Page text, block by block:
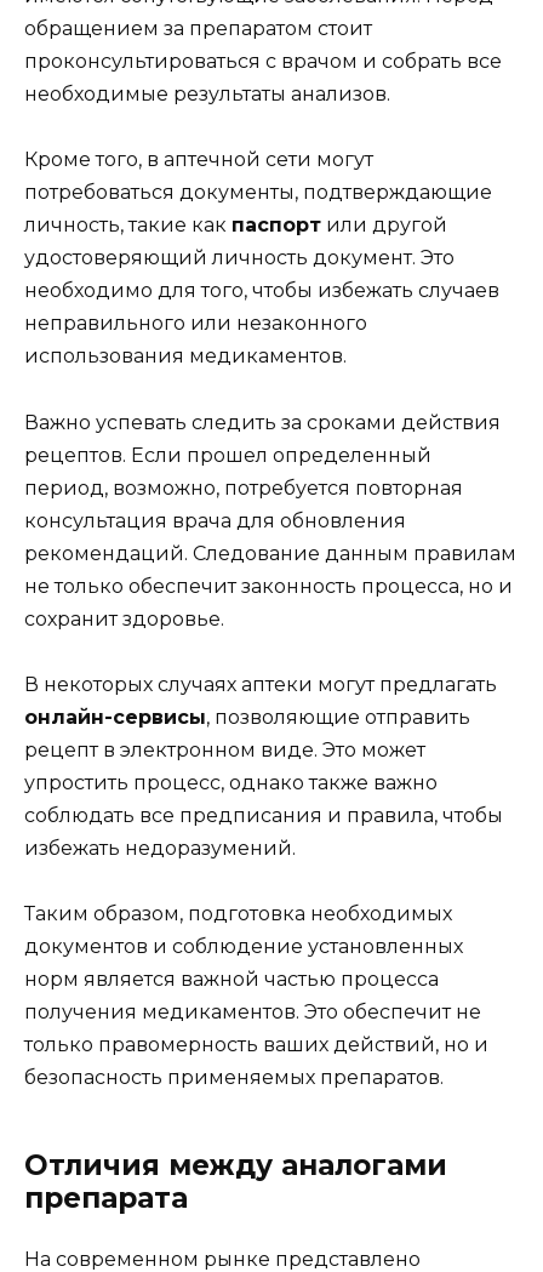
обращением за препаратом стоит
проконсультироваться с врачом и собрать все
необходимые результаты анализов.
Кроме того, в аптечной сети могут
потребоваться документы, подтверждающие
личность, такие как паспорт или другой
удостоверяющий личность документ. Это
необходимо для того, чтобы избежать случаев
неправильного или незаконного
использования медикаментов.
Важно успевать следить за сроками действия
рецептов. Если прошел определенный
период, возможно, потребуется повторная
консультация врача для обновления
рекомендаций. Следование данным правилам
не только обеспечит законность процесса, но и
сохранит здоровье.
В некоторых случаях аптеки могут предлагать
онлайн-сервисы, позволяющие отправить
рецепт в электронном виде. Это может
упростить процесс, однако также важно
соблюдать все предписания и правила, чтобы
избежать недоразумений.
Таким образом, подготовка необходимых
документов и соблюдение установленных
норм является важной частью процесса
получения медикаментов. Это обеспечит не
только правомерность ваших действий, но и
безопасность применяемых препаратов.
Отличия между аналогами
препарата
На современном рынке представлено